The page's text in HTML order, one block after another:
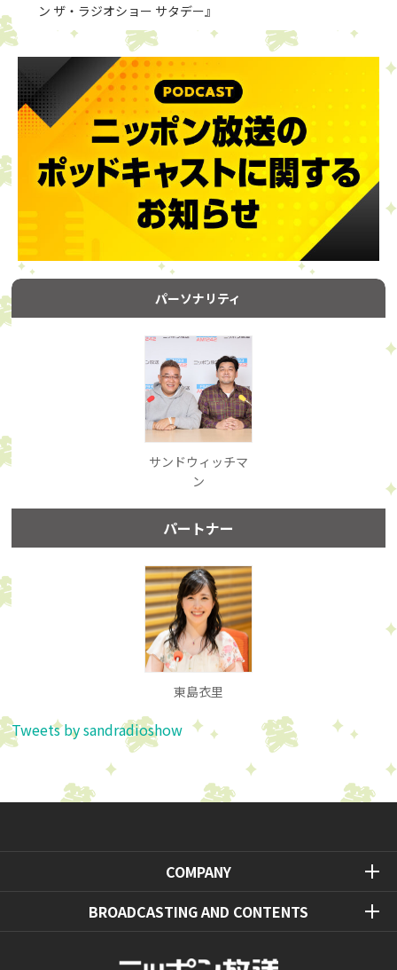
ン ザ・ラジオショー サタデー』
パーソナリティ
サンドウィッチマ
ン
パートナー
東島衣里
Tweets by sandradioshow
COMPANY
BROADCASTING AND CONTENTS